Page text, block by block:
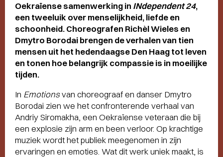
Oekraïense samenwerking in INdependent 24,
een tweeluik over menselijkheid, liefde en
schoonheid. Choreografen Richèl Wieles en
Dmytro Borodai brengen de verhalen van tien
mensen uit het hedendaagse Den Haag tot leven
en tonen hoe belangrijk compassie is in moeilijke
tijden.
In Emotionsvan choreograaf en danser Dmytro
Borodai zien we het confronterende verhaal van
Andriy Siromakha, een Oekraïense veteraan die bij
een explosie zijn arm en been verloor. Op krachtige
muziek wordt het publiek meegenomen in zijn
ervaringen en emoties. Wat dit werk uniek maakt, is